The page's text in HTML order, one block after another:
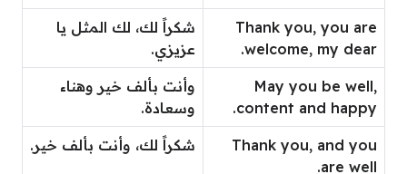
Thank you, you are
welcome, my dear.
شكراً لك، لك المثل يا
عزيزي.
May you be well,
content and happy.
وأنت بألف خير وهناء
وسعادة.
Thank you, and you
are well.
شكراً لك، وأنت بألف خير.